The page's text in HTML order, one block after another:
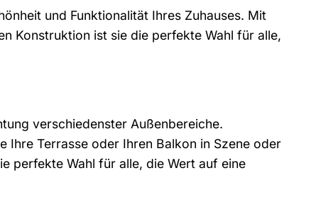
und Funktionalität Ihres Zuhauses. Mit
Konstruktion ist sie die perfekte Wahl für alle,
verschiedenster Außenbereiche.
Ihre Terrasse oder Ihren Balkon in Szene oder
perfekte Wahl für alle, die Wert auf eine